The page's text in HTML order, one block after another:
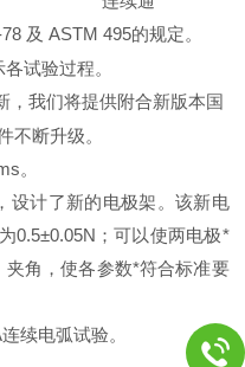
及 ASTM 495的规定。
试验过程。
，我们将提供附合新版本国
不断升级。
。
设计了新的电极架。该新电
0.5±0.05N；可以使两电极*
夹角，使各参数*符合标准要
续电弧试验。